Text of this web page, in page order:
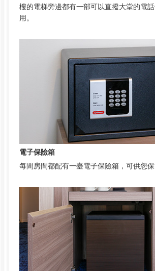
樓的電梯旁邊都有一部可以直撥大堂的電
用。
電子保險箱
每間房間都配有一臺電子保險箱，可供您保